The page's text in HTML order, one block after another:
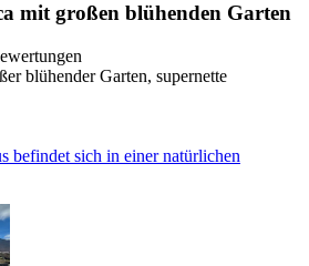
mit großen blühenden Garten
blühender Garten, supernette
befindet sich in einer natürlichen